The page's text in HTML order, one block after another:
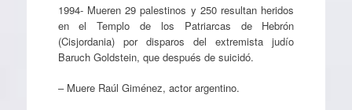
1994- Mueren 29 palestinos y 250 resultan heridos
en el Templo de los Patriarcas de Hebrón
(Cisjordania) por disparos del extremista judío
Baruch Goldstein, que después de suicidó.
– Muere Raúl Giménez, actor argentino.